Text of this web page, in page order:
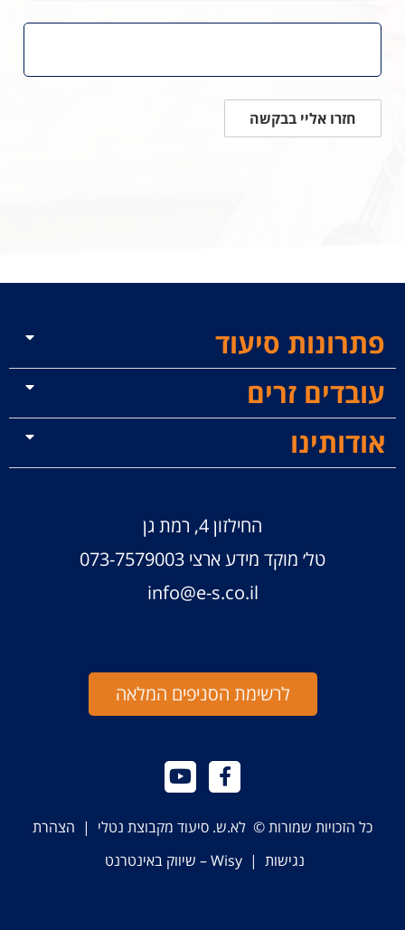
חזרו אליי בבקשה
פתרונות סיעוד
עובדים זרים
אודותינו
החילזון 4, רמת גן
טל׳ מוקד מידע ארצי 073-7579003
info@e-s.co.il
לרשימת הסניפים המלאה
כל הזכויות שמורות © לא.ש. סיעוד מקבוצת נטלי | הצהרת
נגישות |Wisy – שיווק באינטרנט